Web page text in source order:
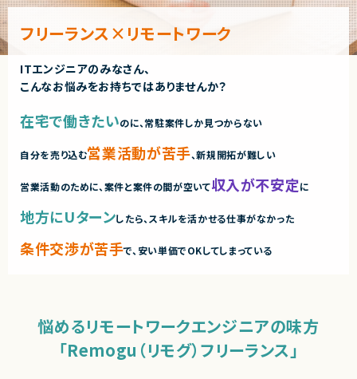
フリーランス×リモートワーク
ITエンジニアのみなさん、
こんなお悩みをお持ちではありませんか？
在宅で働きたいのに、常駐案件しか見つからない
自分を売り込む営業活動が苦手、新規開拓が難しい
営業活動のために、案件と案件の間が空いて収入が不安定に
地方にUターンしたら、スキルを活かせる仕事がなかった
条件交渉が苦手で、安い単価でOKしてしまっている
悩めるリモートワークエンジニアの味方
「Remogu（リモグ）フリーランス」